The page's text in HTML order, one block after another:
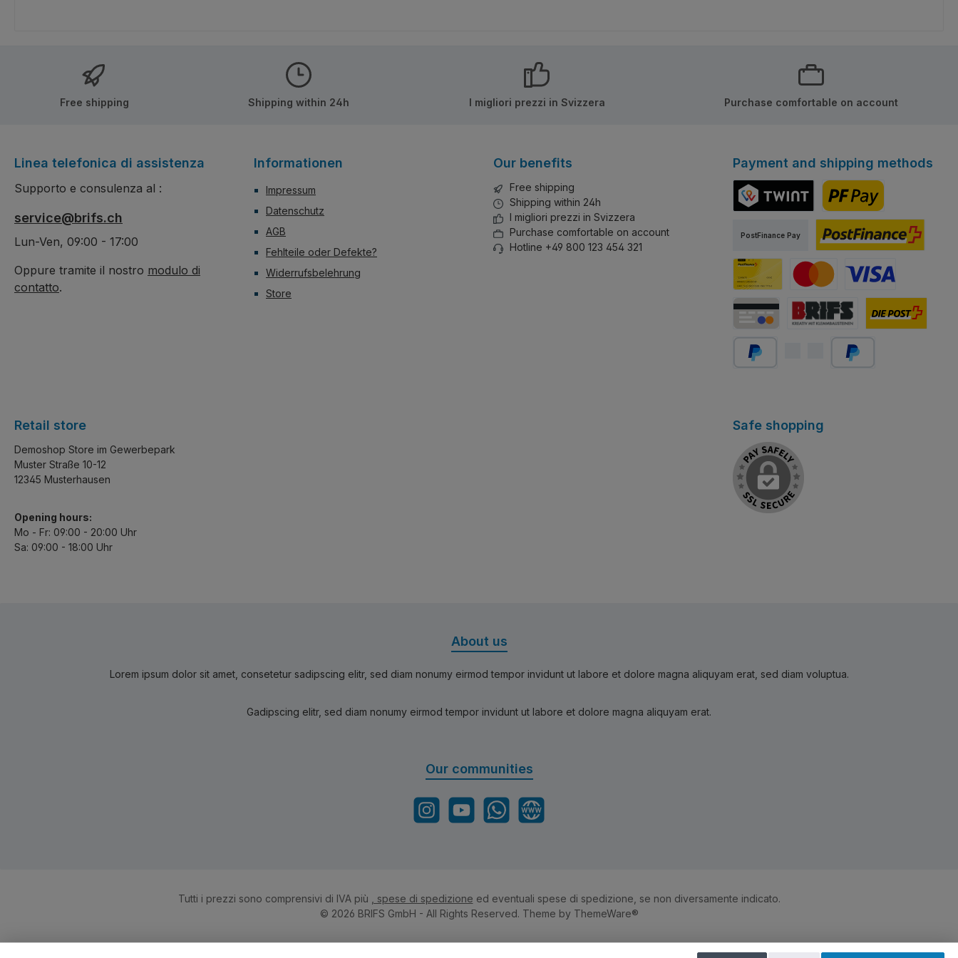
Free shipping Shipping within 24h I migliori prezzi in Svizzera Purchase comfortable on account
Linea telefonica di assistenza
Supporto e consulenza al :
service@brifs.ch
Lun-Ven, 09:00 - 17:00
Oppure tramite il nostro modulo di
contatto.
Informationen
Impressum
Datenschutz
AGB
Fehlteile oder Defekte?
Widerrufsbelehrung
Store
Our benefits
Free shipping
Shipping within 24h
I migliori prezzi in Svizzera
Purchase comfortable on account
Hotline +49 800 123 454 321
Payment and shipping methods
PostFinance Pay
PostFinance Pay
Safe shopping
Retail store
Demoshop Store im Gewerbepark
Muster Straße 10-12
12345 Musterhausen
Opening hours:
Mo - Fr: 09:00 - 20:00 Uhr
Sa: 09:00 - 18:00 Uhr
About us
Lorem ipsum dolor sit amet, consetetur sadipscing elitr, sed diam nonumy eirmod tempor invidunt ut labore et dolore magna aliquyam erat, sed diam voluptua.
Gadipscing elitr, sed diam nonumy eirmod tempor invidunt ut labore et dolore magna aliquyam erat.
Our communities
InstagramYouTube WhatsAppWebsite
Tutti i prezzi sono comprensivi di IVA più , spese di spedizione ed eventuali spese di spedizione, se non diversamente indicato.
© 2026 BRIFS GmbH - All Rights Reserved. Theme by ThemeWare®